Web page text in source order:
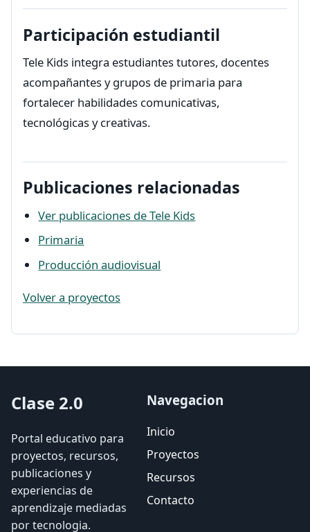
Participación estudiantil
Tele Kids integra estudiantes tutores, docentes
acompañantes y grupos de primaria para
fortalecer habilidades comunicativas,
tecnológicas y creativas.
Publicaciones relacionadas
Ver publicaciones de Tele Kids
Primaria
Producción audiovisual
Volver a proyectos
Clase 2.0
Portal educativo para
proyectos, recursos,
publicaciones y
experiencias de
aprendizaje mediadas
por tecnologia.
Navegacion
Inicio
Proyectos
Recursos
Contacto